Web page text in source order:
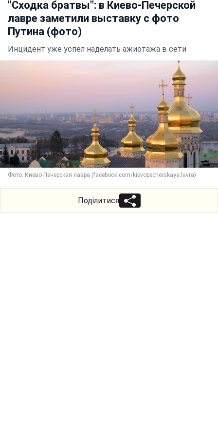
"Сходка братвы": в Киево-Печерской
лавре заметили выставку с фото
Путина (фото)
Инцидент уже успел наделать ажиотажа в сети
Фото: Киево-Печерская лавра (facebook.com/kievopecherskaya.lavra)
Поділитися